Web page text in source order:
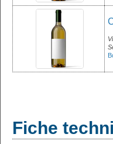
Fiche